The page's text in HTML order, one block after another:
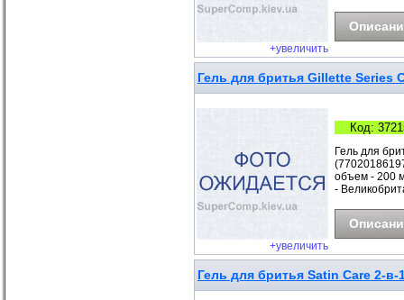
+увеличить
Гель для бритья Gillette
+увеличить
Код:
Гель для
объем - 200
-
Гель для бритья Satin Care 2-